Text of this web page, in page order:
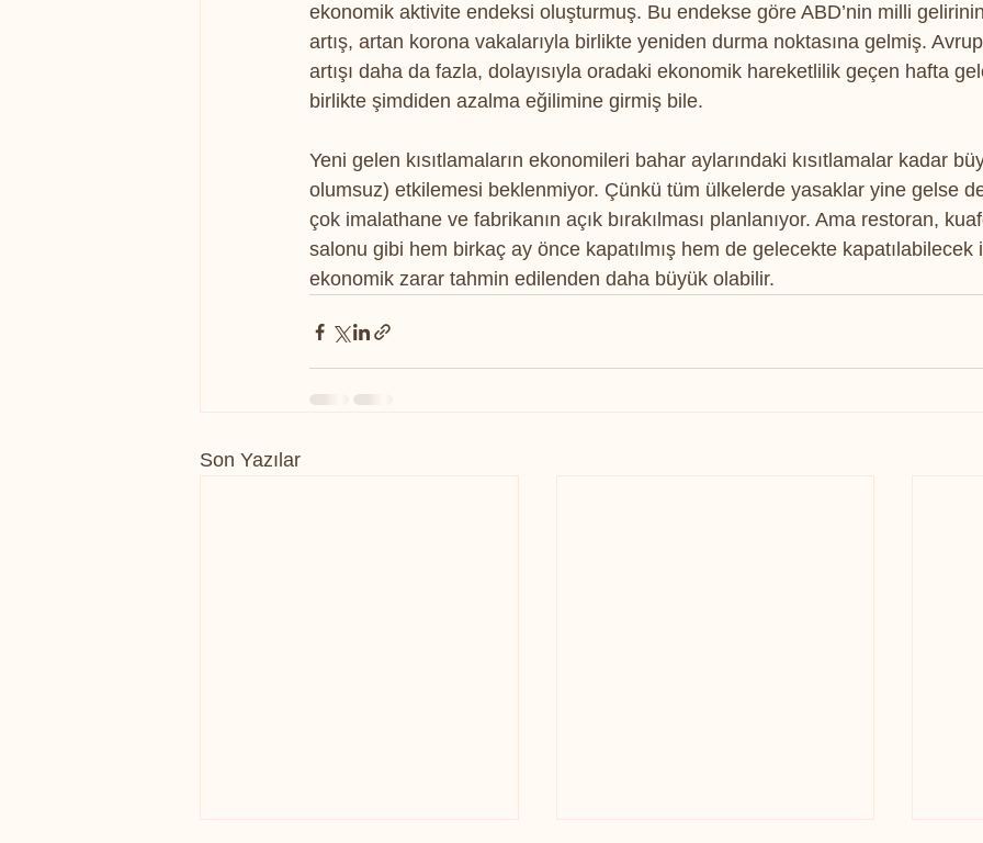
ekonomik aktivite endeksi oluşturmuş. Bu endekse göre ABD’nin milli
artış, artan korona vakalarıyla birlikte yeniden durma noktasına gelmiş.
artışı daha da fazla, dolayısıyla oradaki ekonomik hareketlilik geçen hafta
birlikte şimdiden azalma eğilimine girmiş bile.
Yeni gelen kısıtlamaların ekonomileri bahar aylarındaki kısıtlamalar kadar
olumsuz) etkilemesi beklenmiyor. Çünkü tüm ülkelerde yasaklar yine gelse
çok imalathane ve fabrikanın açık bırakılması planlanıyor. Ama restoran,
salonu gibi hem birkaç ay önce kapatılmış hem de gelecekte kapatılabilecek
ekonomik zarar tahmin edilenden daha büyük olabilir.
Son Yazılar